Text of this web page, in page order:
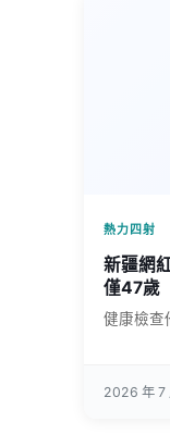
熱力四射
新疆網
僅47歲
健康檢查
2026 年